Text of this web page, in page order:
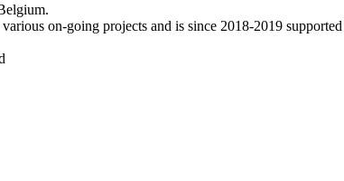
on-going projects and is since 2018-2019